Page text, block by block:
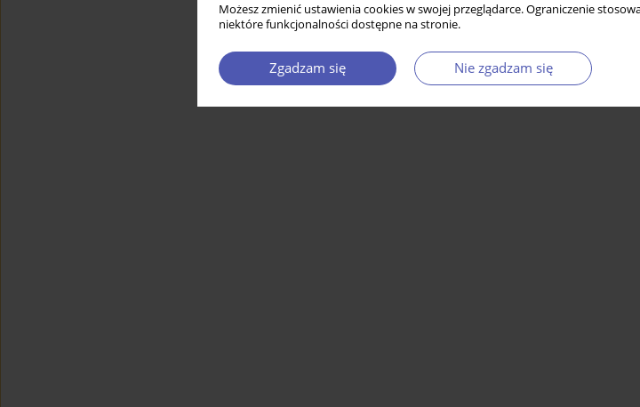
Możesz zmienić ustawienia cookies w swojej przeglądarce. Ograniczenie
niektóre funkcjonalności dostępne na stronie.
Zgadzam się Nie zgadzam się